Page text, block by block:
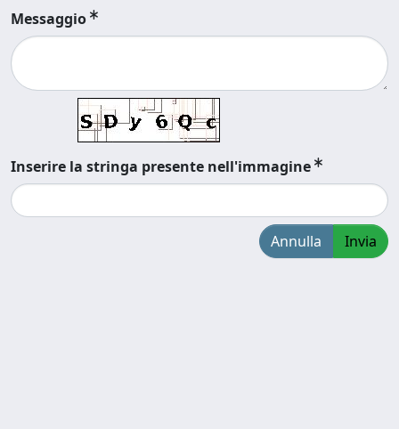
Messaggio
Inserire la stringa presente nell'immagine
Annulla Invia